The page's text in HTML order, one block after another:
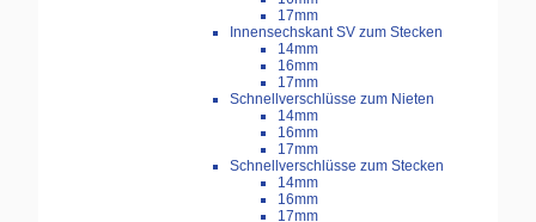
17mm
Innensechskant SV zum Stecken
14mm
16mm
17mm
Schnellverschlüsse zum Nieten
14mm
16mm
17mm
Schnellverschlüsse zum Stecken
14mm
16mm
17mm